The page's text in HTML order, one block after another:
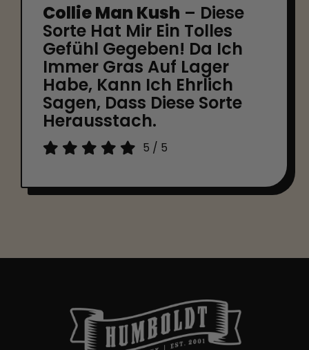
Collie Man Kush – Diese
Sorte Hat Mir Ein Tolles
Gefühl Gegeben! Da Ich
Immer Gras Auf Lager
Habe, Kann Ich Ehrlich
Sagen, Dass Diese Sorte
Herausstach.
5 / 5